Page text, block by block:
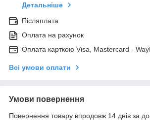
Детальніше
Післяплата
Оплата на рахунок
Оплата карткою Visa, Mastercard -
Всі умови оплати
Умови повернення
Повернення товару впродовж 14 днів за